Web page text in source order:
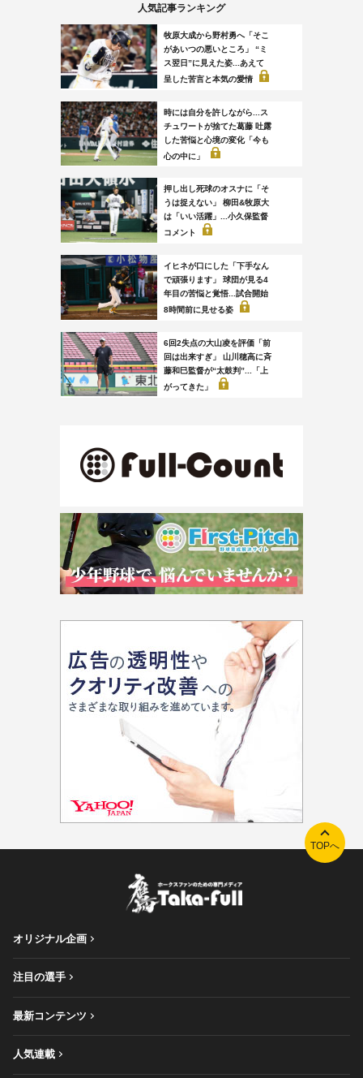
人気記事ランキング
牧原大成から野村勇へ「そこ
があいつの悪いところ」 “ミ
ス翌日”に見えた姿...あえて
呈した苦言と本気の愛情
時には自分を許しながら...ス
チュワートが捨てた葛藤 吐露
した苦悩と心境の変化「今も
心の中に」
押し出し死球のオスナに「そ
うは捉えない」 柳田&牧原大
は「いい活躍」...小久保監督
コメント
イヒネが口にした「下手なん
で頑張ります」 球団が見る4
年目の苦悩と覚悟...試合開始
8時間前に見せる姿
6回2失点の大山凌を評価「前
回は出来すぎ」 山川穂高に斉
藤和巳監督が“太鼓判”...「上
がってきた」
TOPへ
オリジナル企画
注目の選手
最新コンテンツ
人気連載